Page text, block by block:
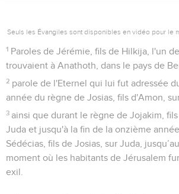
Seuls les Évangiles sont disponibles en vidéo pour le
1 Paroles de Jérémie, fils de Hilkija, l'un
trouvaient à Anathoth, dans le pays de
2 parole de l'Eternel qui lui fut adressée
année du règne de Josias, fils d'Amon,
3 ainsi que durant le règne de Jojakim,
Juda et jusqu'à la fin de la onzième
Sédécias, fils de Josias, sur Juda,
moment où les habitants de Jérusalem
exil.